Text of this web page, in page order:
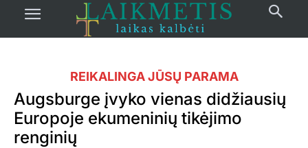
REIKALINGA JŪSŲ PARAMA
Augsburge įvyko vienas didžiausių
Europoje ekumeninių tikėjimo
renginių